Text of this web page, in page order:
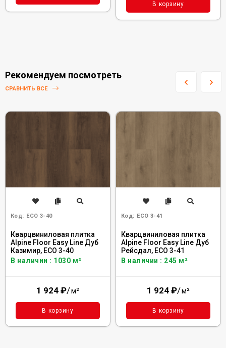
В корзину
Рекомендуем посмотреть
СРАВНИТЬ ВСЕ
Код: ECO 3-40
Кварцвиниловая плитка
Alpine Floor Easy Line Дуб
Казимир, ЕСО 3-40
В наличии : 1030 м²
1 924 ₽/м²
В корзину
Код: ECO 3-41
Кварцвиниловая плитка
Alpine Floor Easy Line Дуб
Рейсдал, ЕСО 3-41
В наличии : 245 м²
1 924 ₽/м²
В корзину